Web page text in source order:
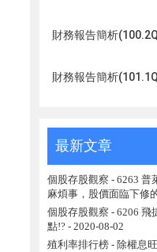
財務報告簡析
財務報告簡析
最新文章
個股存股觀察 - 6263 普
麻煩事，股價面臨下修
個股存股觀察 - 6206 飛
點!? - 2020-08-02
殖利率排行榜 - 除權息